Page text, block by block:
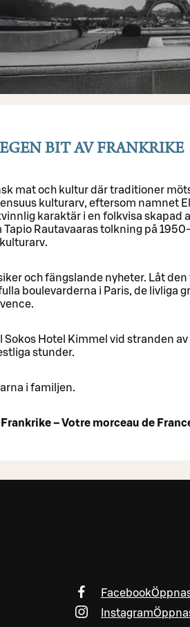
BIT AV FRANKRIKE
mat och kultur där traditioner
kulturarv, eftersom namnet
karaktär i en folkvisa skapad
Rautavaaras tolkning på
och fängslande nyheter. Låt
boulevarderna i Paris, de livliga
Hotel Kimmel vid stranden av
stunder.
i familjen.
– Votre morceau de
Facebook
Instagram